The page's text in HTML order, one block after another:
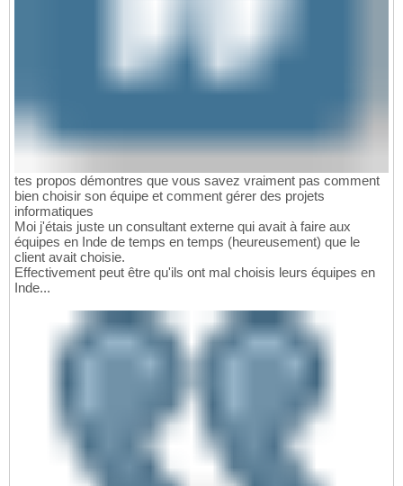
tes propos démontres que vous savez vraiment pas comment
bien choisir son équipe et comment gérer des projets
informatiques
Moi j'étais juste un consultant externe qui avait à faire aux
équipes en Inde de temps en temps (heureusement) que le
client avait choisie.
Effectivement peut être qu'ils ont mal choisis leurs équipes en
Inde...